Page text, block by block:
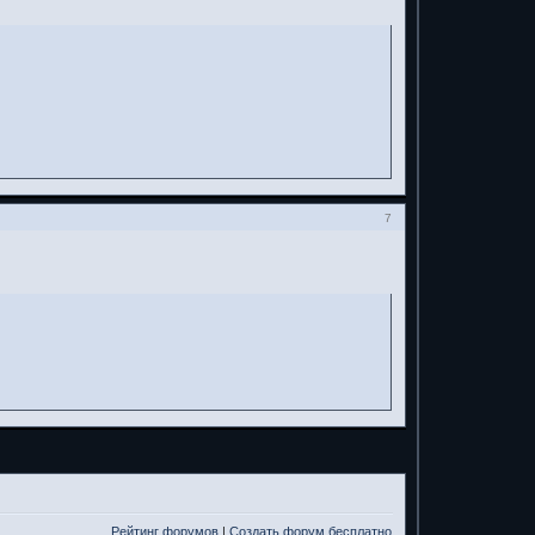
7
Рейтинг форумов |Создать форум бесплатно